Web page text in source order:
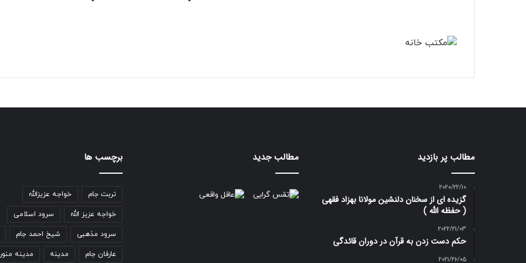
مطالب پر بازدید
2020/22/10
گزیده ای از سخنان دلنشین مولانا بهزاد فقهی
( حفظه الله )
2022/21/03
حکم دست زدن به قرآن در دوران قائدگی
2021/26/05
مطالب جدید برچسب ها
تربت جام خواجه عزیزالله
خواجه عزیز الله سرود اسلامی
سرود مذهبی شیخ احمد جام
عارفان جام مدینه مدینه